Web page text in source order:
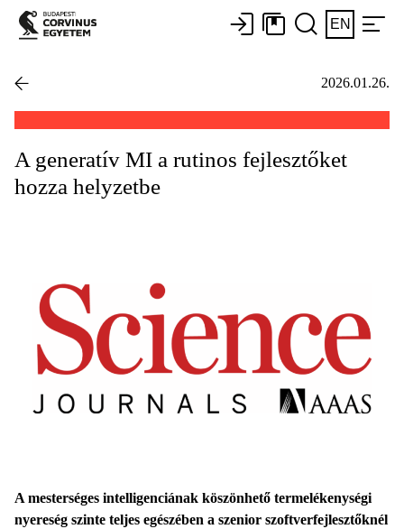
EN
2026.01.26.
A generatív MI a rutinos fejlesztőket
hozza helyzetbe
A mesterséges intelligenciának köszönhető termelékenységi
nyereség szinte teljes egészében a szenior szoftverfejlesztőknél